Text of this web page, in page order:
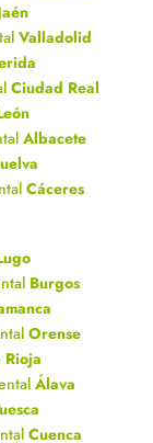
Valladolid
Ciudad Real
Albacete
Cáceres
Burgos
Orense
Rioja
Álava
Cuenca